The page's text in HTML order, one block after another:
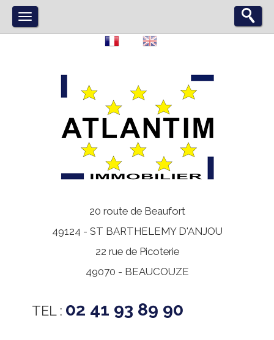
20 route de Beaufort
49124 - ST BARTHELEMY D'ANJOU
22 rue de Picoterie
49070 - BEAUCOUZE
TEL : 02 41 93 89 90